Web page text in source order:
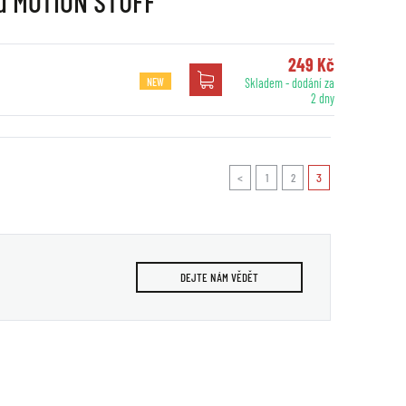
NEW
249 Kč
Skladem - dodání za
2 dny
< 1 2 3
DEJTE NÁM VĚDĚT